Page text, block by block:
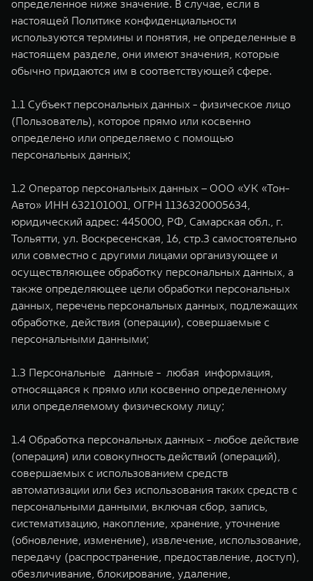
определенное ниже значение. В случае, если в
настоящей Политике конфиденциальности
используются термины и понятия, не определенные в
настоящем разделе, они имеют значения, которые
обычно придаются им в соответствующей сфере.
1.1 Субъект персональных данных - физическое лицо
(Пользователь), которое прямо или косвенно
определено или определяемо с помощью
персональных данных;
1.2 Оператор персональных данных – ООО «УК «Тон-
Авто» ИНН 632101001, ОГРН 1136320005634,
юридический адрес: 445000, РФ, Самарская обл., г.
Тольятти, ул. Воскресенская, 16, стр.3 самостоятельно
или совместно с другими лицами организующее и
осуществляющее обработку персональных данных, а
также определяющее цели обработки персональных
данных, перечень персональных данных, подлежащих
обработке, действия (операции), совершаемые с
персональными данными;
1.3 Персональные данные - любая информация,
относящаяся к прямо или косвенно определенному
или определяемому физическому лицу;
1.4 Обработка персональных данных - любое действие
(операция) или совокупность действий (операций),
совершаемых с использованием средств
автоматизации или без использования таких средств с
персональными данными, включая сбор, запись,
систематизацию, накопление, хранение, уточнение
(обновление, изменение), извлечение, использование,
передачу (распространение, предоставление, доступ),
обезличивание, блокирование, удаление,